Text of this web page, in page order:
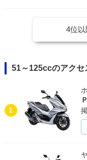
4位
51～125ccのアクセ
1